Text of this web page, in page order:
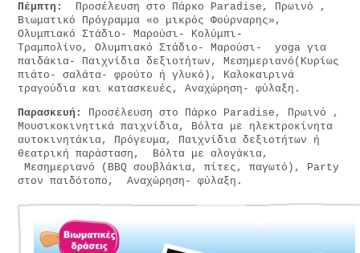
Πέμπτη:
Προσέλευση στο Πάρκο Paradise, Πρωινό ,
Βιωματικό Πρόγραμμα «ο μικρός Φούρναρης»,
Ολυμπιακό Στάδιο- Μαρούσι- Κολύμπι-
Τραμπολίνο, Ολυμπιακό Στάδιο- Μαρούσι- yoga για
παιδάκια- Παιχνίδια δεξιοτήτων, Μεσημεριανό(Κυρίως
πιάτο- σαλάτα- φρούτο ή γλυκό), Καλοκαιρινά
τραγούδια και κατασκευές, Αναχώρηση- φύλαξη.
Παρασκευή: Προσέλευση στο Πάρκο Paradise, Πρωινό ,
Μουσικοκινητικά παιχνίδια, Βόλτα με ηλεκτροκίνητα
αυτοκινητάκια, Πρόγευμα, Παιχνίδια δεξιοτήτων ή
θεατρική παράσταση, Βόλτα με αλογάκια,
Μεσημεριανό (ΒΒQ σουβλάκια, πίτες, παγωτό), Party
στον παιδότοπο, Αναχώρηση- φύλαξη.